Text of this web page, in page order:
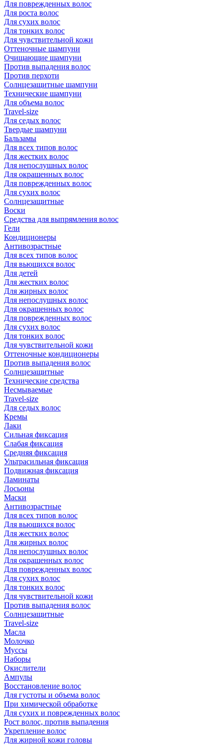
Для поврежденных волос
Для роста волос
Для сухих волос
Для тонких волос
Для чувствительной кожи
Оттеночные шампуни
Очищающие шампуни
Против выпадения волос
Против перхоти
Солнцезащитные шампуни
Технические шампуни
Для объема волос
Travel-size
Для седых волос
Твердые шампуни
Бальзамы
Для всех типов волос
Для жестких волос
Для непослушных волос
Для окрашенных волос
Для поврежденных волос
Для сухих волос
Солнцезащитные
Воски
Средства для выпрямления волос
Гели
Кондиционеры
Антивозрастные
Для всех типов волос
Для вьющихся волос
Для детей
Для жестких волос
Для жирных волос
Для непослушных волос
Для окрашенных волос
Для поврежденных волос
Для сухих волос
Для тонких волос
Для чувствительной кожи
Оттеночные кондиционеры
Против выпадения волос
Солнцезащитные
Технические средства
Несмываемые
Travel-size
Для седых волос
Кремы
Лаки
Сильная фиксация
Слабая фиксация
Средняя фиксация
Ультрасильная фиксация
Подвижная фиксация
Ламинаты
Лосьоны
Маски
Антивозрастные
Для всех типов волос
Для вьющихся волос
Для жестких волос
Для жирных волос
Для непослушных волос
Для окрашенных волос
Для поврежденных волос
Для сухих волос
Для тонких волос
Для чувствительной кожи
Против выпадения волос
Солнцезащитные
Travel-size
Масла
Молочко
Муссы
Наборы
Окислители
Ампулы
Восстановление волос
Для густоты и объема волос
При химической обработке
Для сухих и поврежденных волос
Рост волос, против выпадения
Укрепление волос
Для жирной кожи головы